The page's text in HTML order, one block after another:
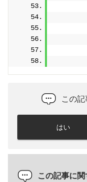
この
はい
この記事に関